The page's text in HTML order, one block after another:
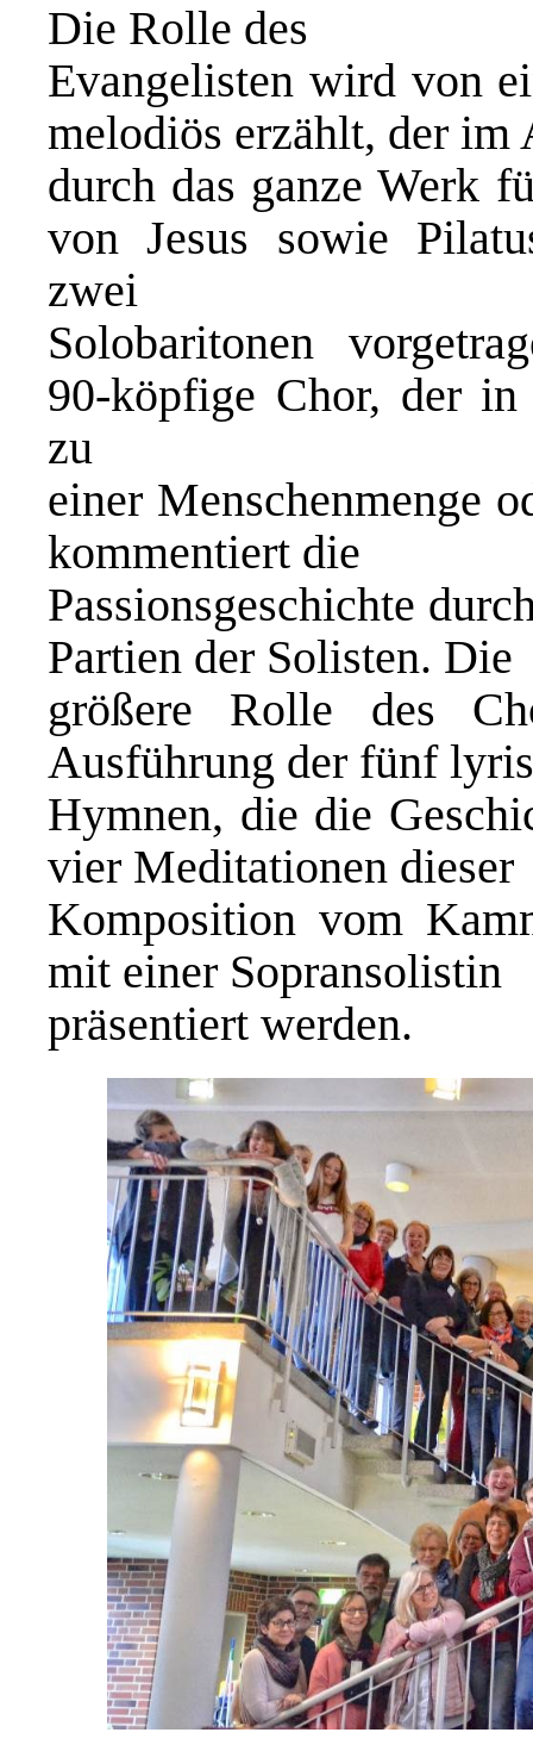
Die Rolle des
Evangelisten wird von
melodiös erzählt, der im
durch das ganze Werk
von Jesus sowie
zwei
Solobaritonen
90-köpfige Chor, der in
zu
einer Menschenmenge
kommentiert die
Passionsgeschichte
Partien der Solisten. Die
größere Rolle des
Ausführung der fünf
Hymnen, die die
vier Meditationen dieser
Komposition vom
mit einer Sopransolistin
präsentiert werden.